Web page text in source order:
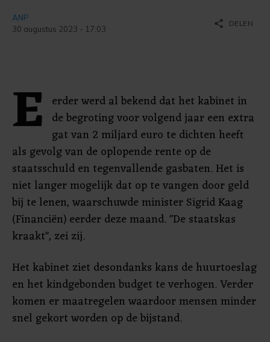
ANP
30 augustus 2023 - 17:03
share DELEN
E erder werd al bekend dat het kabinet in
de begroting voor volgend jaar een extra
gat van 2 miljard euro te dichten heeft
als gevolg van de oplopende rente op de
staatsschuld en tegenvallende gasbaten. Het is
niet langer mogelijk dat op te vangen door geld
bij te lenen, waarschuwde minister Sigrid Kaag
(Financiën) eerder deze maand. "De staatskas
kraakt", zei zij.
Het kabinet ziet desondanks kans de huurtoeslag
en het kindgebonden budget te verhogen. Verder
komen er maatregelen waardoor mensen minder
snel gekort worden op de bijstand.